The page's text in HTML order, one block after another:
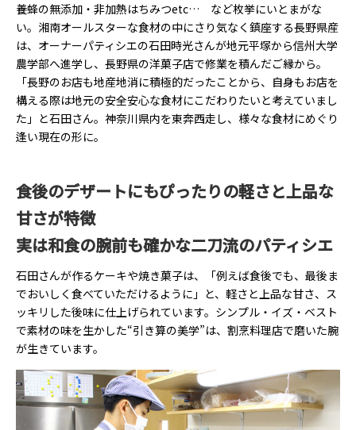
養蜂の無添加・非加熱はちみつetc… など枚挙にいとまがな
い。湘南オールスターな食材の中にさり気なく鎮座する長野県産
は、オーナーパティシエの石田時光さんが地元平塚から信州大学
農学部へ進学し、長野県の洋菓子店で修業を積んだご縁から。
「長野のお店も地産地消に積極的だったことから、自身もお店を
構える際は地元の安全安心な食材にこだわりたいと考えていまし
た」と石田さん。神奈川県内を東奔西走し、様々な食材にめぐり
逢い現在の形に。
食後のデザートにもぴったりの軽さと上品な
甘さが特徴
実は和食の腕前も確かな二刀流のパティシエ
石田さんが作るケーキや焼き菓子は、「例えば食後でも、最後ま
でおいしく食べていただけるように」と、軽さと上品な甘さ、ス
ッキリした後味に仕上げられています。シンプル・イズ・ベスト
で素材の味を生かした“引き算の美学”は、割烹料理店で磨いた腕
が生きています。